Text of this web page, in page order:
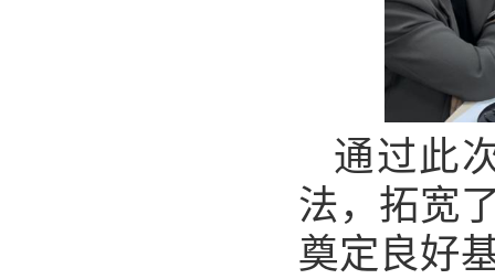
通过此
法，拓宽
奠定良好